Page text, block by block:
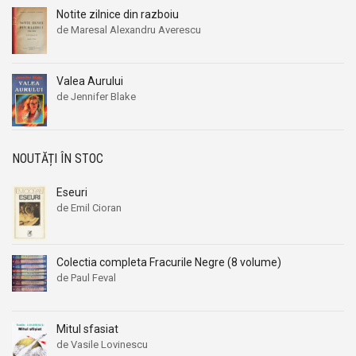
Aleksandr Beleaev
Alessandro Parronchi
Alexandr Soljenitin
Alexandra Jones
Alexandra Mosneaga
Alexandra Ripley
Alexandre Dumas fiul
Alexandre Koyre
Alexandrian
Alexandru Balaci
Alexandru Busuioceanu
Alexandru Elian
Aleksandr Beleaev
Alessandro Parronchi
Alexandr Soljenitin
Alexandra Jones
Alexandra Mosneaga
Alexandra Ripley
Alexandre Dumas fiul
Alexandre Koyre
Alexandrian
Alexandru Balaci
Alexandru Busuioceanu
Alexandru Elian
Notite zilnice din razboiu
de Maresal Alexandru Averescu
Valea Aurului
de Jennifer Blake
NOUTĂȚI ÎN STOC
Eseuri
de Emil Cioran
Colectia completa Fracurile Negre (8 volume)
de Paul Feval
Mitul sfasiat
de Vasile Lovinescu